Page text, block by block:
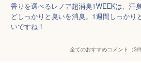
香りを選べるレノア超消臭1WEEKは、汗
どしっかりと臭いを消臭。1週間しっかり
いですね！
全てのおすすめコメント（3件